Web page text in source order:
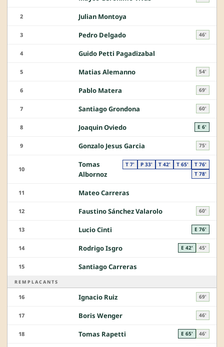
2 Julian Montoya
3 Pedro Delgado 46'
4 Guido Petti Pagadizabal
5 Matias Alemanno 54'
6 Pablo Matera 69'
7 Santiago Grondona 60'
8 Joaquin Oviedo E 6'
9 Gonzalo Jesus Garcia 75'
10
Tomas
Albornoz
T 7' P 33' T 42' T 65'
T 76'
T 78'
11 Mateo Carreras
12 Faustino Sánchez Valarolo 60'
13 Lucio Cinti E 76'
14 Rodrigo Isgro E 42' 45'
15 Santiago Carreras
REMPLACANTS
16 Ignacio Ruiz 69'
17 Boris Wenger 46'
18 Tomas Rapetti E 65' 46'